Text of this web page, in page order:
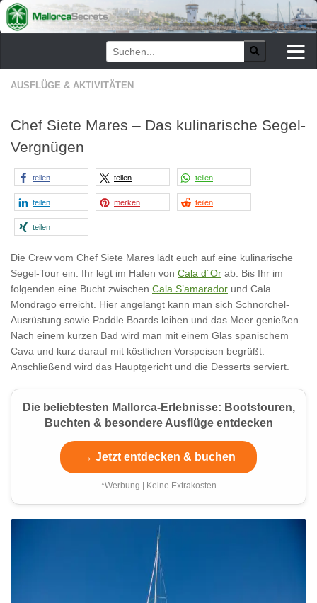
Zum Inhalt springen
AUSFLÜGE & AKTIVITÄTEN
Chef Siete Mares – Das kulinarische Segel-
Vergnügen
teilen teilen teilen
teilen merken teilen
teilen
Die Crew vom Chef Siete Mares lädt euch auf eine kulinarische
Segel-Tour ein. Ihr legt im Hafen von Cala d´Or ab. Bis Ihr im
folgenden eine Bucht zwischen Cala S’amarador und Cala
Mondrago erreicht. Hier angelangt kann man sich Schnorchel-
Ausrüstung sowie Paddle Boards leihen und das Meer genießen.
Nach einem kurzen Bad wird man mit einem Glas spanischem
Cava und kurz darauf mit köstlichen Vorspeisen begrüßt.
Anschließend wird das Hauptgericht und die Desserts serviert.
Die beliebtesten Mallorca-Erlebnisse: Bootstouren,
Buchten & besondere Ausflüge entdecken
→ Jetzt entdecken & buchen
*Werbung | Keine Extrakosten